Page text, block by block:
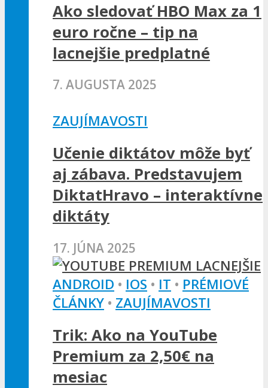
Ako sledovať HBO Max za 1
euro ročne – tip na
lacnejšie predplatné
7. AUGUSTA 2025
ZAUJÍMAVOSTI
Učenie diktátov môže byť
aj zábava. Predstavujem
DiktatHravo – interaktívne
diktáty
17. JÚNA 2025
ANDROID • IOS • IT • PRÉMIOVÉ
ČLÁNKY • ZAUJÍMAVOSTI
Trik: Ako na YouTube
Premium za 2,50€ na
mesiac